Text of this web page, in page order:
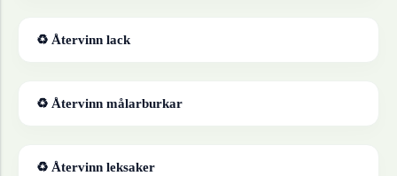
♻ Återvinn lack
♻ Återvinn målarburkar
♻ Återvinn leksaker